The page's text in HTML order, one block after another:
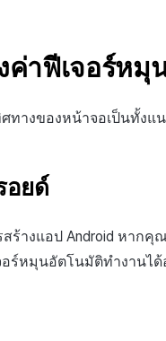
ค่าฟีเจอร์ห
ทางของหน้าจอเป็นทั้ง
อยด์
ร้างแอป Android หาก
อร์หมุนอัตโนมัติทำงานไ